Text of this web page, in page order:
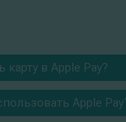
карту в Apple Pay?
Apple